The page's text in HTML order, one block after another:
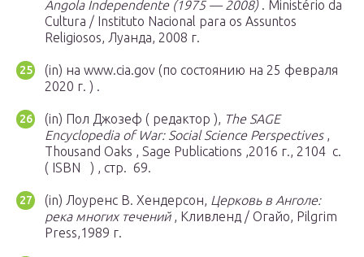
Angola Independente (1975 — 2008). Ministério da
Cultura / Instituto Nacional para os Assuntos
Religiosos, Луанда, 2008 г.
(in) на www.cia.gov (по состоянию на 25 февраля
2020 г. ) .
(in) Пол Джозеф ( редактор ), The SAGE
Encyclopedia of War: Social Science Perspectives,
Thousand Oaks , Sage Publications ,2016 г., 2104 с.
( ISBN ) , стр. 69.
(in) Лоуренс В. Хендерсон, Церковь в Анголе:
река многих течений, Кливленд / Огайо, Pilgrim
Press,1989 г.